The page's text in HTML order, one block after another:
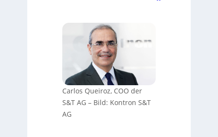
Carlos Queiroz, COO der
S&T AG– Bild: Kontron S&T
AG